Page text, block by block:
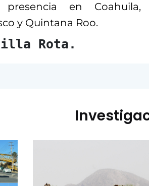
en Coahuila,
y Quintana Roo.
Rota.